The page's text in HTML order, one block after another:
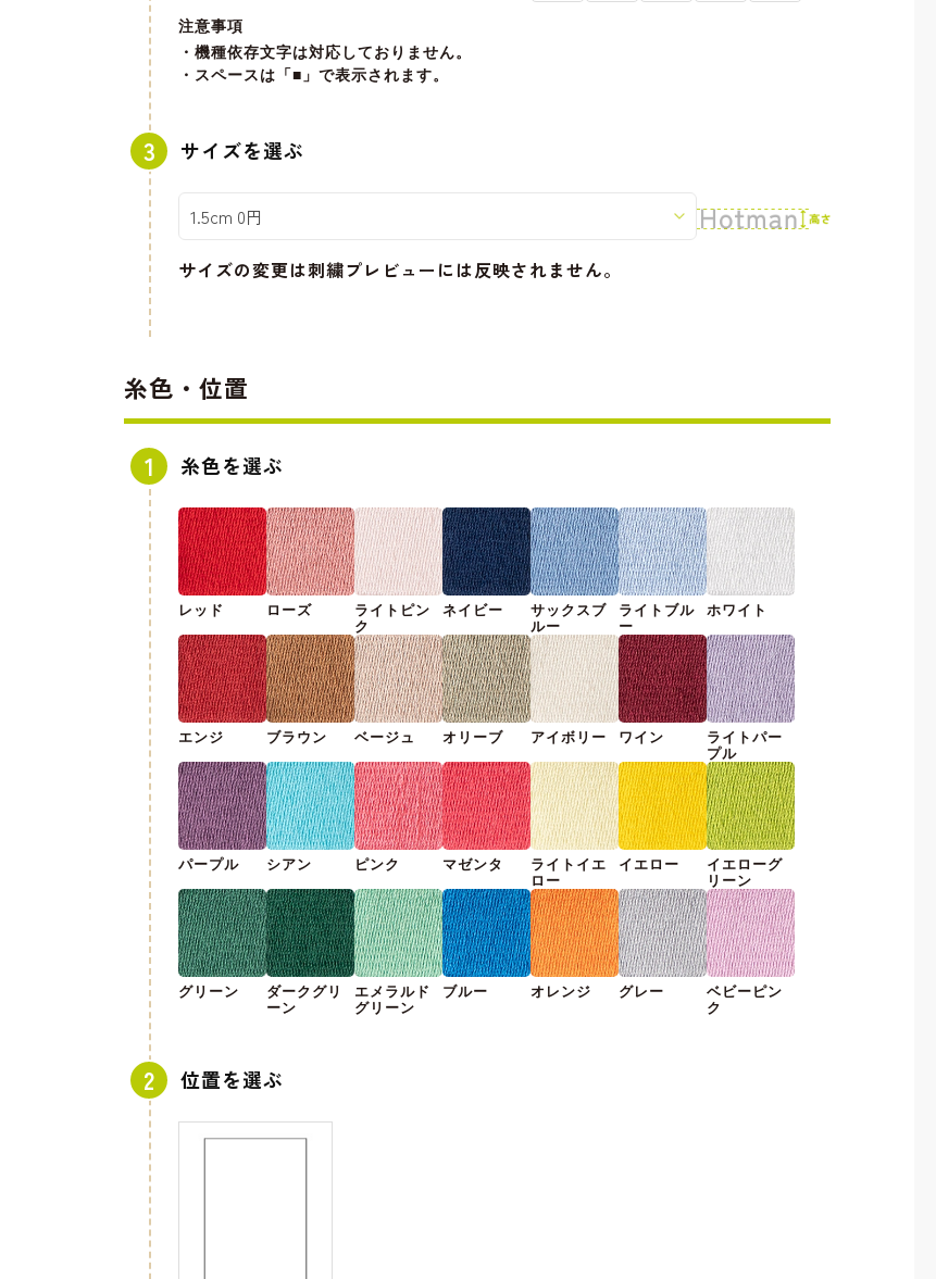
注意事項
・機種依存文字は対応しておりません。
・スペースは「■」で表示されます。
サイズを選ぶ
サイズの変更は刺繍プレビューには反映されません。
糸色・位置
糸色を選ぶ
レッド ローズ
ライトピン
ク
ネイビー
サックスブ
ルー
ライトブル
ー
ホワイト
エンジ ブラウン ベージュ オリーブ アイボリー ワイン
ライトパー
プル
パープル シアン ピンク マゼンタ
ライトイエ
ロー
イエロー
イエローグ
リーン
グリーン
ダークグリ
ーン
エメラルド
グリーン
ブルー オレンジ グレー
ベビーピン
ク
位置を選ぶ